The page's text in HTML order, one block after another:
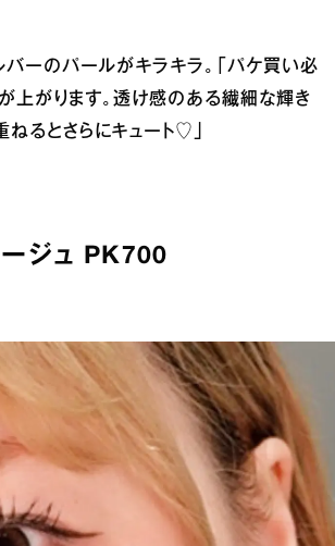
バーのパールがキラキラ。「パケ買い必
上がります。透け感のある繊細な輝き
るとさらにキュート♡」
ージュ PK700